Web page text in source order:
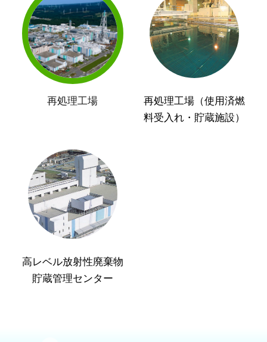
再処理工場
再処理工場（使用済燃
料受入れ・貯蔵施設）
高レベル放射性廃棄物
貯蔵管理センター